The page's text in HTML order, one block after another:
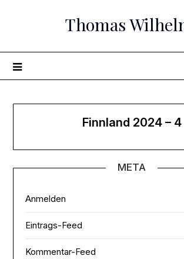
Thomas
Finnland 2024 – 4
META
Anmelden
Eintrags-Feed
Kommentar-Feed